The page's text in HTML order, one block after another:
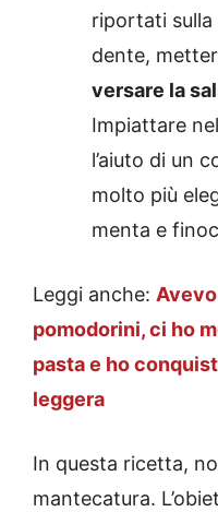
riportati sulla
dente,
versare la
Impiattare
l’aiuto di un
molto più
menta e
Leggi anche:
pomodorini, ci ho
pasta e ho
leggera
In questa ricetta,
mantecatura.